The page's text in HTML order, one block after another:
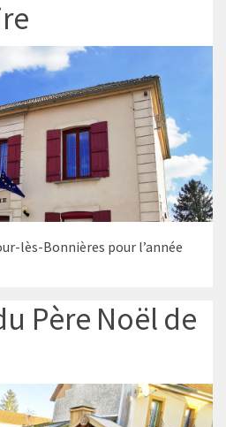
lès-Bonnières pour l’année
Père Noël de